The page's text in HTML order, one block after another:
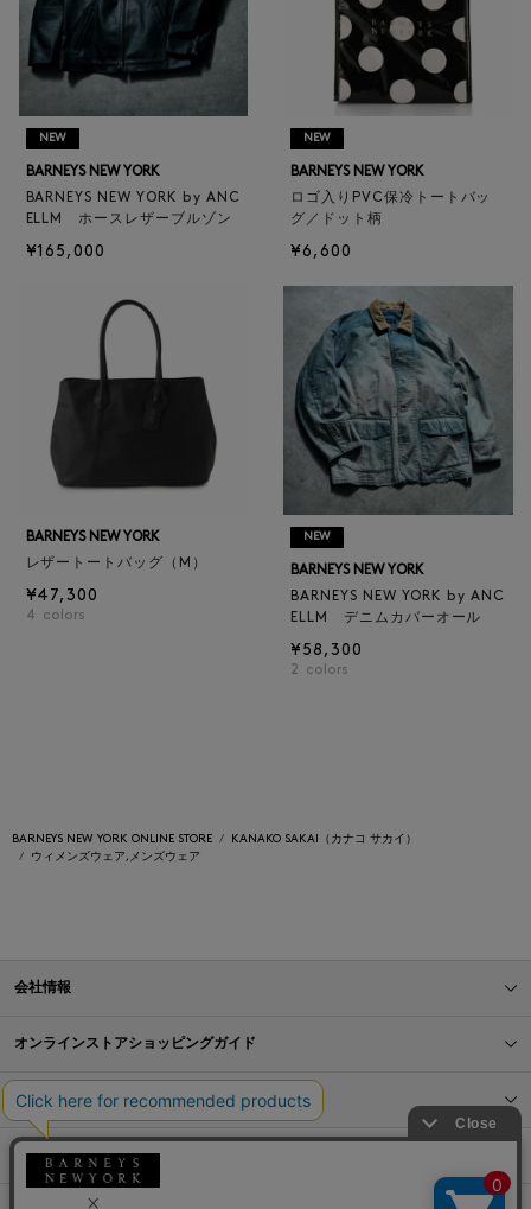
NEW
BARNEYS NEW YORK
BARNEYS NEW YORK by ANC
ELLM ホースレザーブルゾン
¥165,000
NEW
BARNEYS NEW YORK
ロゴ入りPVC保冷トートバッ
グ／ドット柄
¥6,600
BARNEYS NEW YORK
レザートートバッグ（M）
¥47,300
4 colors
NEW
BARNEYS NEW YORK
BARNEYS NEW YORK by ANC
ELLM デニムカバーオール
¥58,300
2 colors
BARNEYS NEW YORK ONLINE STORE
KANAKO SAKAI（カナコ サカイ）
ウィメンズウェア,メンズウェア
会社情報
オンラインストアショッピングガイド
店舗情報
サービス